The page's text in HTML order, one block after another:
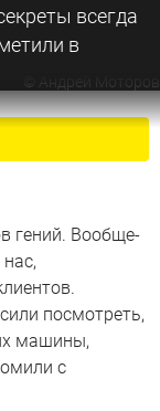
всегда
в
© Андрей Моторов
гений. Вообще-
посмотреть,
машины,
с